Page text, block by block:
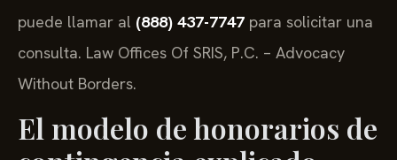
puede llamar al (888) 437-7747 para solicitar una
consulta. Law Offices Of SRIS, P.C. – Advocacy
Without Borders.
El modelo de honorarios de